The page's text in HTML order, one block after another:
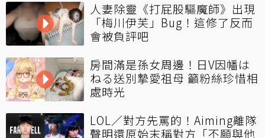
人妻除靈《打屁股驅魔師》出現
「梅川伊芙」Bug！這修了反而
會被負評吧
房間滿是孫女周邊！日V因幡は
ねる送別摯愛祖母 籲粉絲珍惜相
處時光
LOL／對方先罵的！Aiming離隊
聲明還原始末稱對方「不願與他